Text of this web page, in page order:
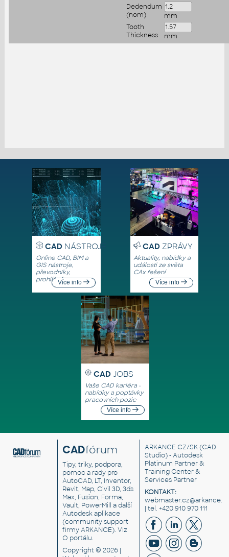
Dedendum
(nom)
mm
Tooth
Thickness
mm
CADNÁSTROJE
Online CAD, BIM a
GIS nástroje,
převodníky,
prohlížečeVíce info
CADZPRÁVY
Aktuality, nabídky a
události ze světa
CAx řešení
Více info
CAD JOBS
Vaše CAD kariéra -
nabídky a poptávky
pracovních pozic
Více info
CADfórum
Tipy, triky, podpora,
pomoc a rady pro
AutoCAD, LT, Inventor,
Revit, Map, Civil 3D, 3ds
Max, Fusion, Forma,
Vault, PowerMill a další
Autodesk aplikace
(community support
firmy ARKANCE). Viz
O portálu.
Copyright © 2026 |
ARKANCE CZ/SK(CAD
Studio) - Autodesk
Platinum Partner &
Training Center &
Services Partner
KONTAKT:
| tel. +420 910 970 111